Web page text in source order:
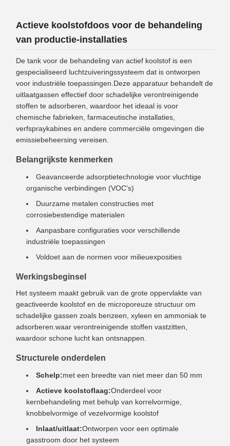
Actieve koolstofdoos voor de behandeling
van productie-installaties
De tank voor de behandeling van actief koolstof is een
gespecialiseerd luchtzuiveringssysteem dat is ontworpen
voor industriële toepassingen.Deze apparatuur behandelt de
uitlaatgassen effectief door schadelijke verontreinigende
stoffen te adsorberen, waardoor het ideaal is voor
chemische fabrieken, farmaceutische installaties,
verfspraykabines en andere commerciële omgevingen die
emissiebeheersing vereisen.
Belangrijkste kenmerken
Geavanceerde adsorptietechnologie voor vluchtige
organische verbindingen (VOC's)
Duurzame metalen constructies met
corrosiebestendige materialen
Aanpasbare configuraties voor verschillende
industriële toepassingen
Voldoet aan de normen voor milieuexposities
Werkingsbeginsel
Het systeem maakt gebruik van de grote oppervlakte van
geactiveerde koolstof en de microporeuze structuur om
schadelijke gassen zoals benzeen, xyleen en ammoniak te
adsorberen.waar verontreinigende stoffen vastzitten,
waardoor schone lucht kan ontsnappen.
Structurele onderdelen
Schelp:met een breedte van niet meer dan 50 mm
Actieve koolstoflaag:Onderdeel voor
kernbehandeling met behulp van korrelvormige,
knobbelvormige of vezelvormige koolstof
Inlaat/uitlaat:Ontworpen voor een optimale
gasstroom door het systeem